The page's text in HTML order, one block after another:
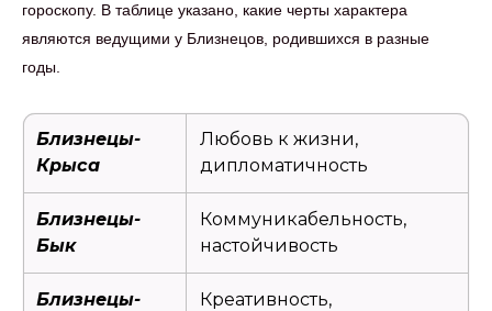
гороскопу. В таблице указано, какие черты характера
являются ведущими у Близнецов, родившихся в разные
годы.
Близнецы-
Крыса
Любовь к жизни,
дипломатичность
Близнецы-
Бык
Коммуникабельность,
настойчивость
Близнецы-
Креативность,